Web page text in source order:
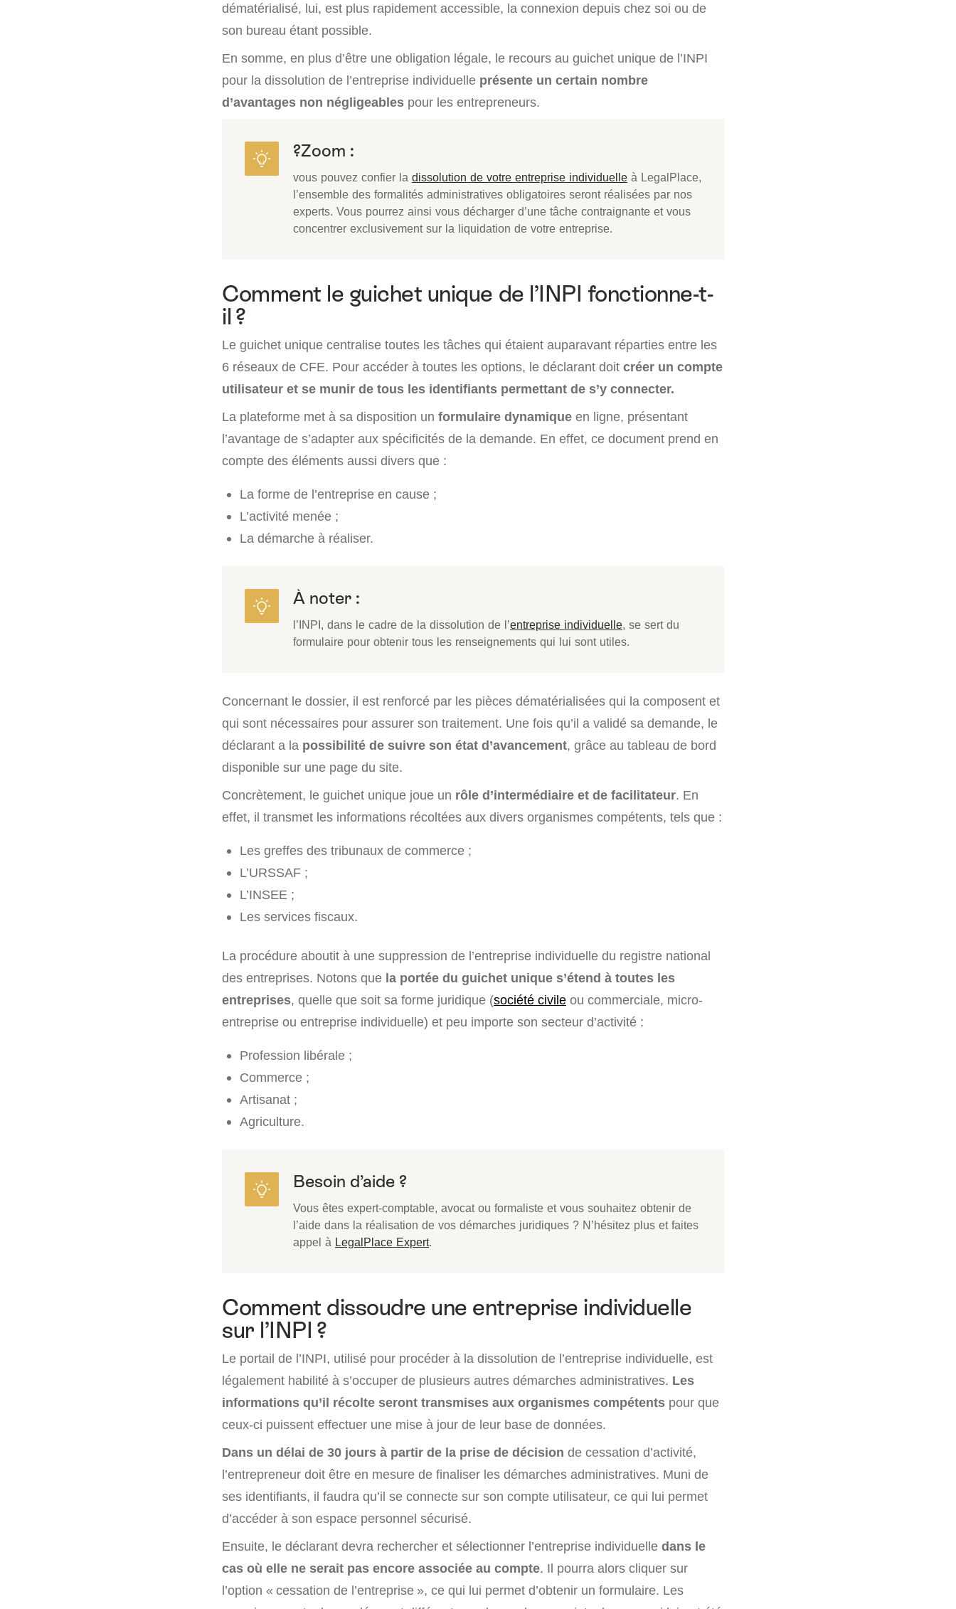
dématérialisé, lui, est plus rapidement accessible, la connexion depuis chez soi ou de
son bureau étant possible.
En somme, en plus d’être une obligation légale, le recours au guichet unique de l’INPI
pour la dissolution de l’entreprise individuelle présente un certain nombre
d’avantages non négligeables pour les entrepreneurs.
?Zoom :
vous pouvez confier la dissolution de votre entreprise individuelle à LegalPlace,
l’ensemble des formalités administratives obligatoires seront réalisées par nos
experts. Vous pourrez ainsi vous décharger d’une tâche contraignante et vous
concentrer exclusivement sur la liquidation de votre entreprise.
Comment le guichet unique de l’INPI fonctionne-t-
il ?
Le guichet unique centralise toutes les tâches qui étaient auparavant réparties entre les
6 réseaux de CFE. Pour accéder à toutes les options, le déclarant doit créer un compte
utilisateur et se munir de tous les identifiants permettant de s’y connecter.
La plateforme met à sa disposition un formulaire dynamique en ligne, présentant
l’avantage de s’adapter aux spécificités de la demande. En effet, ce document prend en
compte des éléments aussi divers que :
La forme de l’entreprise en cause ;
L’activité menée ;
La démarche à réaliser.
À noter :
l’INPI, dans le cadre de la dissolution de l’entreprise individuelle, se sert du
formulaire pour obtenir tous les renseignements qui lui sont utiles.
Concernant le dossier, il est renforcé par les pièces dématérialisées qui la composent et
qui sont nécessaires pour assurer son traitement. Une fois qu’il a validé sa demande, le
déclarant a la possibilité de suivre son état d’avancement, grâce au tableau de bord
disponible sur une page du site.
Concrètement, le guichet unique joue un rôle d’intermédiaire et de facilitateur. En
effet, il transmet les informations récoltées aux divers organismes compétents, tels que :
Les greffes des tribunaux de commerce ;
L’URSSAF ;
L’INSEE ;
Les services fiscaux.
La procédure aboutit à une suppression de l’entreprise individuelle du registre national
des entreprises. Notons que la portée du guichet unique s’étend à toutes les
entreprises, quelle que soit sa forme juridique (société civile ou commerciale, micro-
entreprise ou entreprise individuelle) et peu importe son secteur d’activité :
Profession libérale ;
Commerce ;
Artisanat ;
Agriculture.
Besoin d’aide ?
Vous êtes expert-comptable, avocat ou formaliste et vous souhaitez obtenir de
l’aide dans la réalisation de vos démarches juridiques ? N’hésitez plus et faites
appel à LegalPlace Expert.
Comment dissoudre une entreprise individuelle
sur l’INPI ?
Le portail de l’INPI, utilisé pour procéder à la dissolution de l’entreprise individuelle, est
légalement habilité à s’occuper de plusieurs autres démarches administratives. Les
informations qu’il récolte seront transmises aux organismes compétents pour que
ceux-ci puissent effectuer une mise à jour de leur base de données.
Dans un délai de 30 jours à partir de la prise de décision de cessation d’activité,
l’entrepreneur doit être en mesure de finaliser les démarches administratives. Muni de
ses identifiants, il faudra qu’il se connecte sur son compte utilisateur, ce qui lui permet
d’accéder à son espace personnel sécurisé.
Ensuite, le déclarant devra rechercher et sélectionner l’entreprise individuelle dans le
cas où elle ne serait pas encore associée au compte. Il pourra alors cliquer sur
l’option « cessation de l’entreprise », ce qui lui permet d’obtenir un formulaire. Les